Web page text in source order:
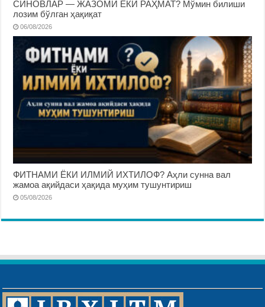
СИНОВЛАР — ЖАЗОМИ ЁКИ РАҲМАТ? Мўмин билиши
лозим бўлган ҳақиқат
06/08/2026
ФИТНАМИ ЁКИ ИЛМИЙ ИХТИЛОФ? Аҳли сунна вал
жамоа ақийдаси ҳақида муҳим тушунтириш
05/08/2026